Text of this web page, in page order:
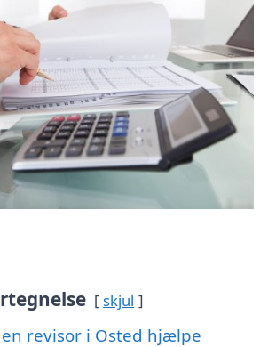
skjul
revisor i Osted hjælpe